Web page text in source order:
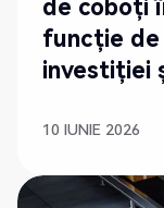
de coboți
funcție
investiției
10 IUNIE 2026